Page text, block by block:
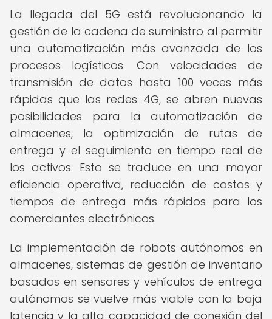
La llegada del 5G está revolucionando la
gestión de la cadena de suministro al permitir
una automatización más avanzada de los
procesos logísticos. Con velocidades de
transmisión de datos hasta 100 veces más
rápidas que las redes 4G, se abren nuevas
posibilidades para la automatización de
almacenes, la optimización de rutas de
entrega y el seguimiento en tiempo real de
los activos. Esto se traduce en una mayor
eficiencia operativa, reducción de costos y
tiempos de entrega más rápidos para los
comerciantes electrónicos.
La implementación de robots autónomos en
almacenes, sistemas de gestión de inventario
basados en sensores y vehículos de entrega
autónomos se vuelve más viable con la baja
latencia y la alta capacidad de conexión del